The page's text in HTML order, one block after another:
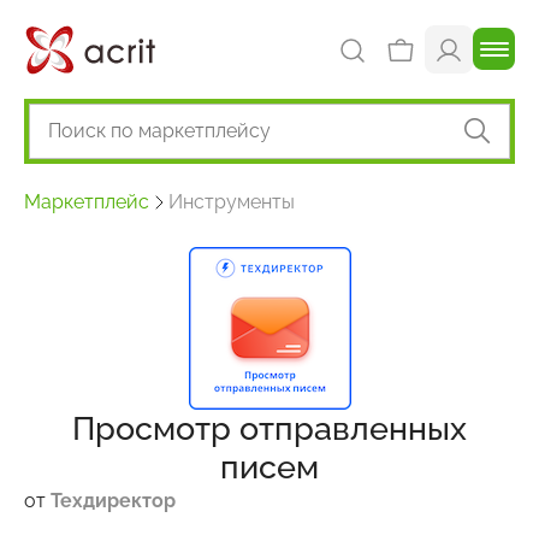
Маркетплейс Инструменты
Просмотр отправленных
писем
от Техдиректор